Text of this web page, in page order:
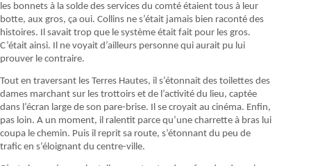
les bonnets à la solde des services du comté étaient tous à leur
botte, aux gros, ça oui. Collins ne s’était jamais bien raconté des
histoires. Il savait trop que le système était fait pour les gros.
C’était ainsi. Il ne voyait d’ailleurs personne qui aurait pu lui
prouver le contraire.
Tout en traversant les Terres Hautes, il s’étonnait des toilettes des
dames marchant sur les trottoirs et de l’activité du lieu, captée
dans l’écran large de son pare-brise. Il se croyait au cinéma. Enfin,
pas loin. A un moment, il ralentit parce qu’une charrette à bras lui
coupa le chemin. Puis il reprit sa route, s’étonnant du peu de
trafic en s’éloignant du centre-ville.